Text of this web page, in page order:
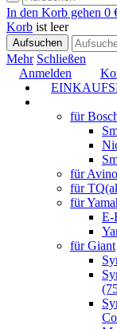
In den Korb gehen 0
Korb ist leer
Aufsuchen
Mehr Schließen
Anmelden
für
für
für TQ
für
E-
für Giant